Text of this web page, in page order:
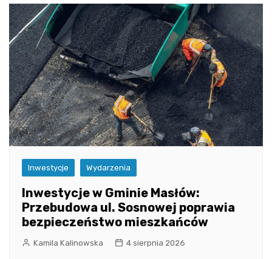
Inwestycje Wydarzenia
Inwestycje w Gminie Masłów:
Przebudowa ul. Sosnowej poprawia
bezpieczeństwo mieszkańców
Kamila Kalinowska 4 sierpnia 2026